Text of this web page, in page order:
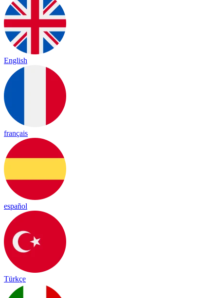
English
français
español
Türkçe